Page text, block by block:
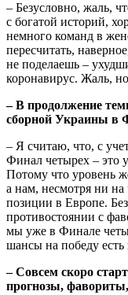
– Безусловно, жаль,
с богатой историй,
немного команд в
пересчитать,
не поделаешь –
коронавирус. Жаль,
– В продолжение
сборной Украины в
– Я считаю, что, с
Финал четырех – это
Потому что уровень
а нам, несмотря ни на
позиции в Европе.
противостоянии с
мы уже в Финале
шансы на победу есть
– Совсем скоро
прогнозы,